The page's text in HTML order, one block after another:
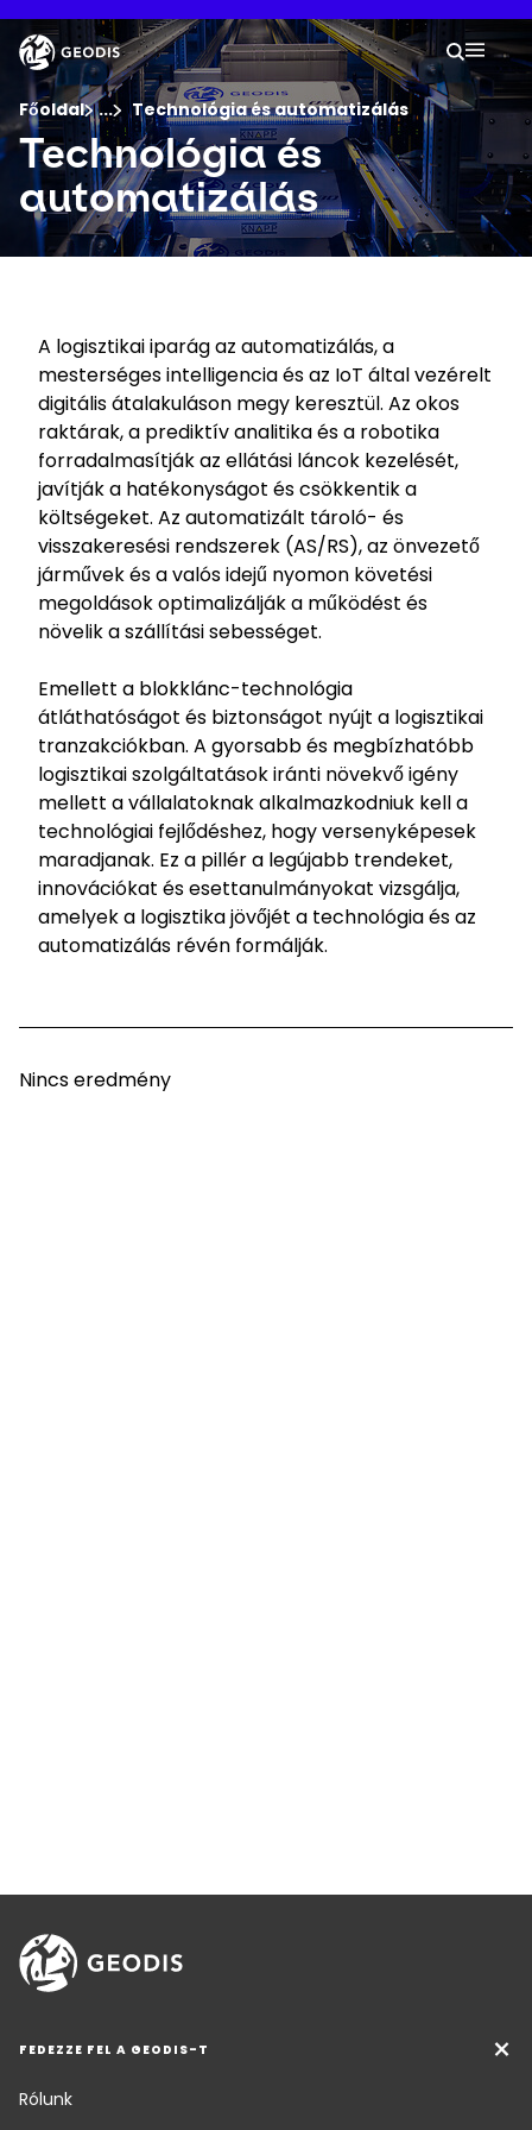
a
tartalomra
Cég
Aktuális hírek
Kapcsolat
Küldemény nyomon követése
Válassza ki az országot és a nyelvet
A
Ön itt van :
Főoldal ...Show all breadcrumb elements
Technológia és automatizálás
Keepeek
Technológia és
automatizálás
A logisztikai iparág az automatizálás, a
mesterséges intelligencia és az IoT által vezérelt
digitális átalakuláson megy keresztül. Az okos
raktárak, a prediktív analitika és a robotika
forradalmasítják az ellátási láncok kezelését,
javítják a hatékonyságot és csökkentik a
költségeket. Az automatizált tároló- és
visszakeresési rendszerek (AS/RS), az önvezető
járművek és a valós idejű nyomon követési
megoldások optimalizálják a működést és
növelik a szállítási sebességet.
Emellett a blokklánc-technológia
átláthatóságot és biztonságot nyújt a logisztikai
tranzakciókban. A gyorsabb és megbízhatóbb
logisztikai szolgáltatások iránti növekvő igény
mellett a vállalatoknak alkalmazkodniuk kell a
technológiai fejlődéshez, hogy versenyképesek
maradjanak. Ez a pillér a legújabb trendeket,
innovációkat és esettanulmányokat vizsgálja,
amelyek a logisztika jövőjét a technológia és az
automatizálás révén formálják.
Nincs eredmény
FEDEZZE FEL A GEODIS-T
Rólunk